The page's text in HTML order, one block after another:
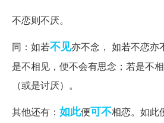
不恋则不厌。
同：如若不见亦不念， 如若不恋亦
是不相见，便不会有思念；若是不
（或是讨厌）。
其他还有： 如此便可不相恋。如此